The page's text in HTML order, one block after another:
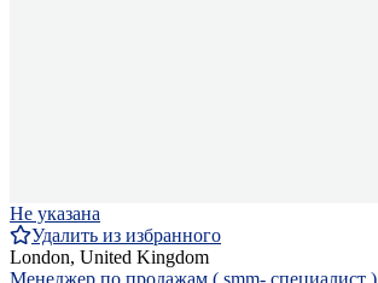
Не указана
Удалить из избранного
London, United Kingdom
Менеджер по продажам ( smm- специалист )